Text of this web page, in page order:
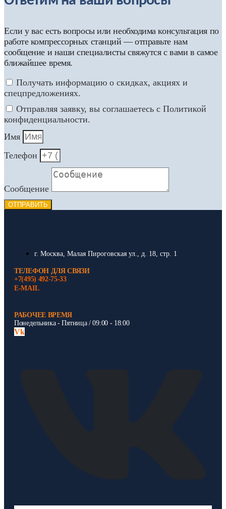
Если у вас есть вопросы или необходима консультация по
работе компрессорных станций — отправьте нам
сообщение и наши специалисты свяжутся с вами в самое
ближайшее время.
Получать информацию о скидках, акциях и
спецпредложениях.
Отправляя заявку, вы соглашаетесь с Политикой
конфиденциальности.
Имя
Телефон
Сообщение
ОТПРАВИТЬ
г. Москва, Малая Пироговская ул., д. 18, стр. 1
ТЕЛЕФОН ДЛЯ СВЯЗИ
+7(495) 492-75-33
E-MAIL
РАБОЧЕЕ ВРЕМЯ
Понедельника - Пятница / 09:00 - 18:00
Vk